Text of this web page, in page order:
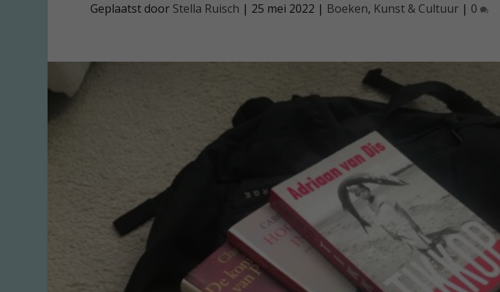
Geplaatst door Stella Ruisch | 25 mei 2022 | Boeken, Kunst & Cultuur | 0